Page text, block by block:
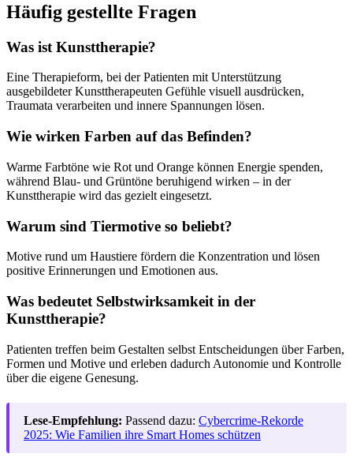
Häufig gestellte Fragen
Was ist Kunsttherapie?
Eine Therapieform, bei der Patienten mit Unterstützung
ausgebildeter Kunsttherapeuten Gefühle visuell ausdrücken,
Traumata verarbeiten und innere Spannungen lösen.
Wie wirken Farben auf das Befinden?
Warme Farbtöne wie Rot und Orange können Energie spenden,
während Blau- und Grüntöne beruhigend wirken – in der
Kunsttherapie wird das gezielt eingesetzt.
Warum sind Tiermotive so beliebt?
Motive rund um Haustiere fördern die Konzentration und lösen
positive Erinnerungen und Emotionen aus.
Was bedeutet Selbstwirksamkeit in der
Kunsttherapie?
Patienten treffen beim Gestalten selbst Entscheidungen über Farben,
Formen und Motive und erleben dadurch Autonomie und Kontrolle
über die eigene Genesung.
Lese-Empfehlung: Passend dazu: Cybercrime-Rekorde
2025: Wie Familien ihre Smart Homes schützen